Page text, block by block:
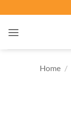
ai
contenuti
Home /